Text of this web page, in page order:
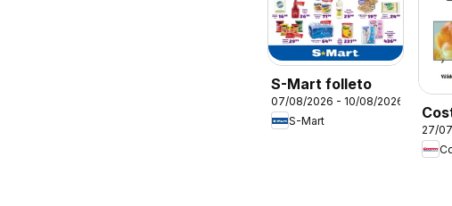
S-Mart folleto
07/08/2026 - 10/08/2026
S-Mart
27/